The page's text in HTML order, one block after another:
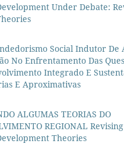
Under Debate:
Social Indutor De
No Enfrentamento Das
Integrado E
E Aproximativas
ALGUMAS TEORIAS DO
REGIONAL
Theories